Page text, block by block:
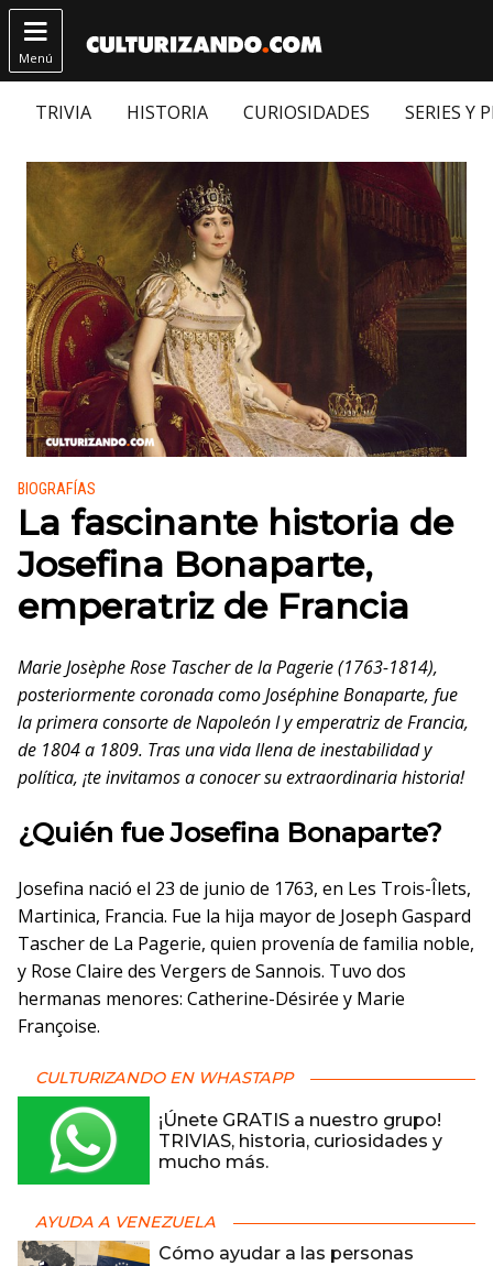

Menú
TRIVIA HISTORIA CURIOSIDADES SERIES Y
Publicado en:
BIOGRAFÍAS
La fascinante historia de
Josefina Bonaparte,
emperatriz de Francia
Marie Josèphe Rose Tascher de la Pagerie (1763-1814),
posteriormente coronada como Joséphine Bonaparte, fue
la primera consorte de Napoleón I y emperatriz de Francia,
de 1804 a 1809. Tras una vida llena de inestabilidad y
política, ¡te invitamos a conocer su extraordinaria historia!
¿Quién fue Josefina Bonaparte?
Josefina nació el 23 de junio de 1763, en Les Trois-Îlets,
Martinica, Francia. Fue la hija mayor de Joseph Gaspard
Tascher de La Pagerie, quien provenía de familia noble,
y Rose Claire des Vergers de Sannois. Tuvo dos
hermanas menores: Catherine-Désirée y Marie
Françoise.
CULTURIZANDO EN WHASTAPP
¡Únete GRATIS a nuestro grupo!
TRIVIAS, historia, curiosidades y
mucho más.
AYUDA A VENEZUELA
Cómo ayudar a las personas